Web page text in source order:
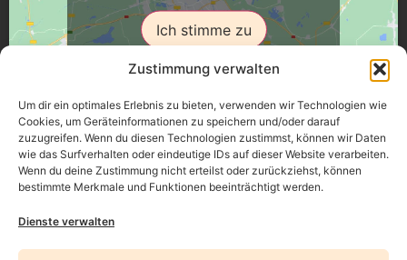
Zustimmung verwalten
Um dir ein optimales Erlebnis zu bieten, verwenden wir Technologien wie
Cookies, um Geräteinformationen zu speichern und/oder darauf
zuzugreifen. Wenn du diesen Technologien zustimmst, können wir Daten
wie das Surfverhalten oder eindeutige IDs auf dieser Website verarbeiten.
Wenn du deine Zustimmung nicht erteilst oder zurückziehst, können
bestimmte Merkmale und Funktionen beeinträchtigt werden.
Dienste verwalten
Ich stimme zu
Üsenberger Strasse 11, 79346 Endingen a.K.